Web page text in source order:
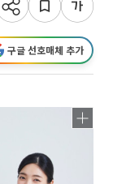
구글 선호매체 추가